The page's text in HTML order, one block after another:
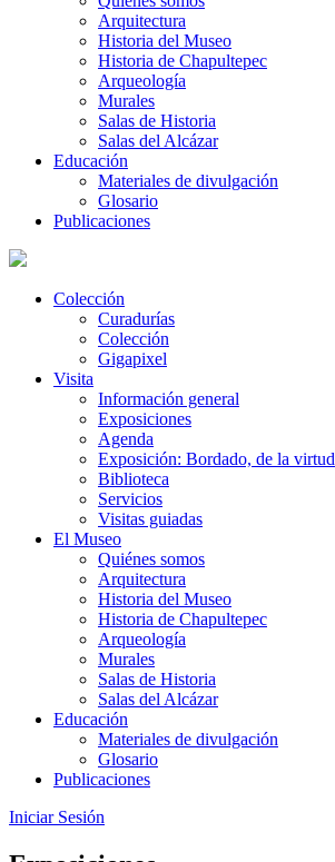
Arquitectura
Historia del Museo
Historia de Chapultepec
Arqueología
Murales
Salas de Historia
Salas del Alcázar
Educación
Materiales de divulgación
Glosario
Publicaciones
Colección
Curadurías
Colección
Gigapixel
Visita
Información general
Exposiciones
Agenda
Exposición: Bordado, de la virtud
Biblioteca
Servicios
Visitas guiadas
El Museo
Quiénes somos
Arquitectura
Historia del Museo
Historia de Chapultepec
Arqueología
Murales
Salas de Historia
Salas del Alcázar
Educación
Materiales de divulgación
Glosario
Publicaciones
Iniciar Sesión